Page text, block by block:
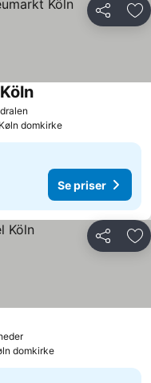
Del
domkirke
Se priser
Del
domkirke